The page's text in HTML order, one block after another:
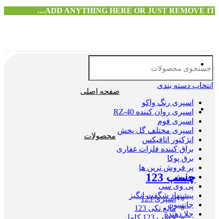
ADD ANYTHING HERE OR JUST REMOVE IT…
انتخاب دسته بندی
اسپری رنگ واکو
اسپری روان کننده RZ-40
اسپری فوم
اسپری مختلف گل پخش
انژکتور اتافیکس
براق کننده فلزات غفاری
برق پوکا
پر فروش ترین ها
پولیش
پی وی سی
پیشنهاد شگفت انگیز
جانسون
جلا دهنده
صفحه اصلی
محصولات
چسب 123
اسپری 123
مایع تکی 123
چسب 123 کامل